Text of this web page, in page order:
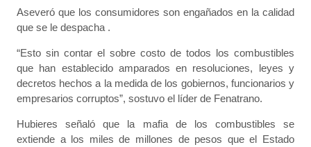
Aseveró que los consumidores son engañados en la calidad
que se le despacha .
“Esto sin contar el sobre costo de todos los combustibles
que han establecido amparados en resoluciones, leyes y
decretos hechos a la medida de los gobiernos, funcionarios y
empresarios corruptos”, sostuvo el líder de Fenatrano.
Hubieres señaló que la mafia de los combustibles se
extiende a los miles de millones de pesos que el Estado